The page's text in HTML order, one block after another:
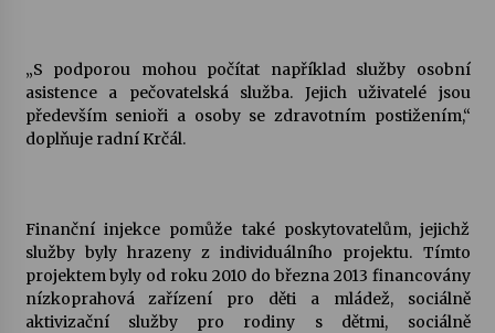
Vysočinka
17. 7. 2026
14. 7. 2026
Za kulturou kousek za Humpolec. V Želivě ožije
odkaz Josefa Čapka
„S podporou mohou počítat například služby osobní
asistence a pečovatelská služba. Jejich uživatelé jsou
především senioři a osoby se zdravotním postižením,“
doplňuje radní Krčál.
Finanční injekce pomůže také poskytovatelům, jejichž
služby byly hrazeny z individuálního projektu. Tímto
projektem byly od roku 2010 do března 2013 financovány
nízkoprahová zařízení pro děti a mládež, sociálně
aktivizační služby pro rodiny s dětmi, sociálně